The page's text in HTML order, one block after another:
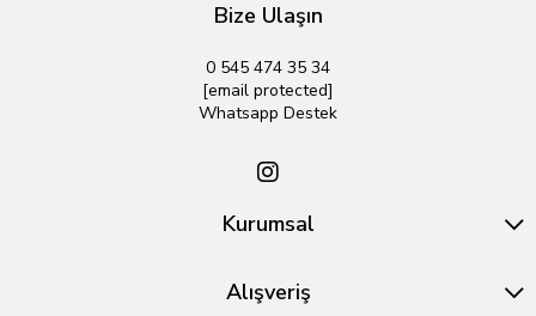
Bize Ulaşın
0 545 474 35 34
[email protected]
Whatsapp Destek
Kurumsal
Alışveriş